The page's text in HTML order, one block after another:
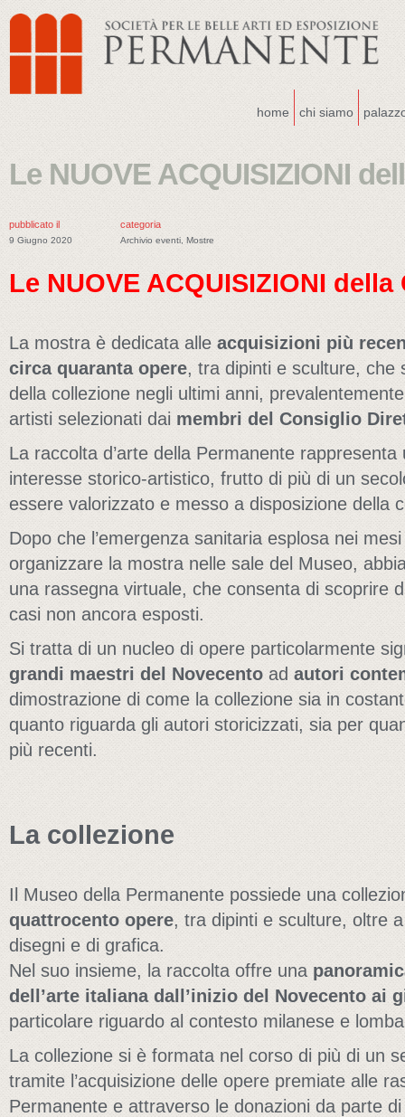
home chi siamo
Le NUOVE ACQUISIZIONI
pubblicato il
9 Giugno 2020
categoria
Archivio eventi Mostre
Le NUOVE ACQUISIZIONIdella
La mostra è dedicata alle acquisizioni più
circa quaranta opere, tra dipinti e sculture, che
della collezione negli ultimi anni,
artisti selezionati dai membri del Consiglio
La raccolta d’arte della Permanente
interesse storico-artistico, frutto di più di un
essere valorizzato e messo a disposizione della
Dopo che l’emergenza sanitaria esplosa nei
organizzare la mostra nelle sale del Museo,
una rassegna virtuale, che consenta di scoprire
casi non ancora esposti.
Si tratta di un nucleo di opere particolarmente
grandi maestri del Novecento ad autori
dimostrazione di come la collezione sia in
quanto riguarda gli autori storicizzati, sia per
più recenti.
La collezione
Il Museo della Permanente possiede una
quattrocento opere, tra dipinti e sculture, oltre
disegni e di grafica.
Nel suo insieme, la raccolta offre una
dell’arte italiana dall’inizio del Novecento ai
particolare riguardo al contesto milanese e
La collezione si è formata nel corso di più di un
tramite l’acquisizione delle opere premiate alle
Permanente e attraverso le donazioni da parte